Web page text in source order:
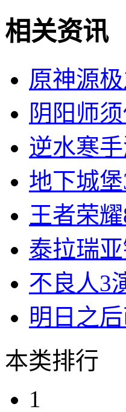
相关资讯
原神源
阴阳师
逆水寒
地下城
王者荣
泰拉瑞
不良人3
明日之
本类排行
1